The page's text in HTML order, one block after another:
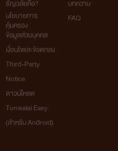
ธัญวลัยคือ?
นโยบายการ
คุ้มครอง
ข้อมูลส่วนบุคคล
เงื่อนไขและข้อตกลง
Third-Party
Notice
ดาวน์โหลด
Tunwalai Easy
(สำหรับ Android)
บทความ
FAQ